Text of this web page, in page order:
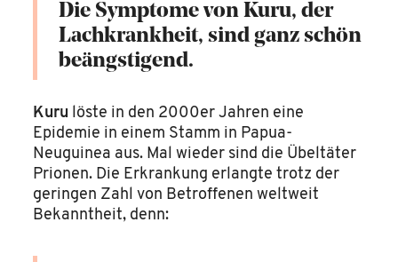
Die Symptome von Kuru, der
Lachkrankheit, sind ganz schön
beängstigend.
Kuru löste in den 2000er Jahren eine
Epidemie in einem Stamm in Papua-
Neuguinea aus. Mal wieder sind die Übeltäter
Prionen. Die Erkrankung erlangte trotz der
geringen Zahl von Betroffenen weltweit
Bekanntheit, denn: